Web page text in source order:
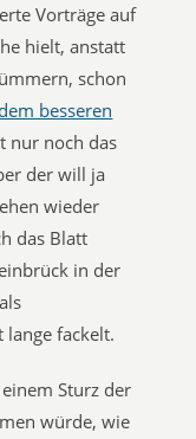
Vorträge auf
hielt, anstatt
schon
besseren
nur noch das
der will ja
wieder
das Blatt
in der
fackelt.
Sturz der
würde, wie